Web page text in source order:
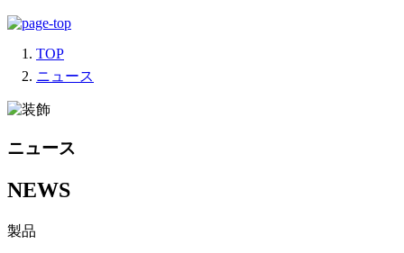
TOP
ニュース
ニュース
NEWS
製品